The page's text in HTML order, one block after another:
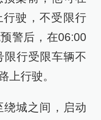
驶，不受限行
警后，在06:00
限行受限车辆不
上行驶。
城之间，启动